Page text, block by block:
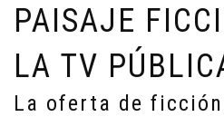
PAISAJE
LA TV
La oferta de